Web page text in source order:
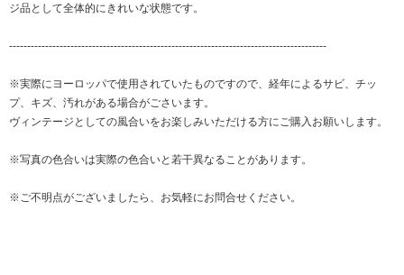
ジ品として全体的にきれいな状態です。
----------------------------------------------------------------------------------------
※実際にヨーロッパで使用されていたものですので、経年によるサビ、チッ
プ、キズ、汚れがある場合がごさいます。
ヴィンテージとしての風合いをお楽しみいただける方にご購入お願いします。
※写真の色合いは実際の色合いと若干異なることがあります。
※ご不明点がございましたら、お気軽にお問合せください。